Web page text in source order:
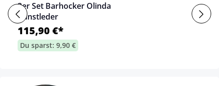
2er Set Barhocker Olinda
Kunstleder
115,90 €*
Du sparst: 9,90 €